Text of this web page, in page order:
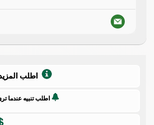
اطلب
اطلب تنبيه عندما